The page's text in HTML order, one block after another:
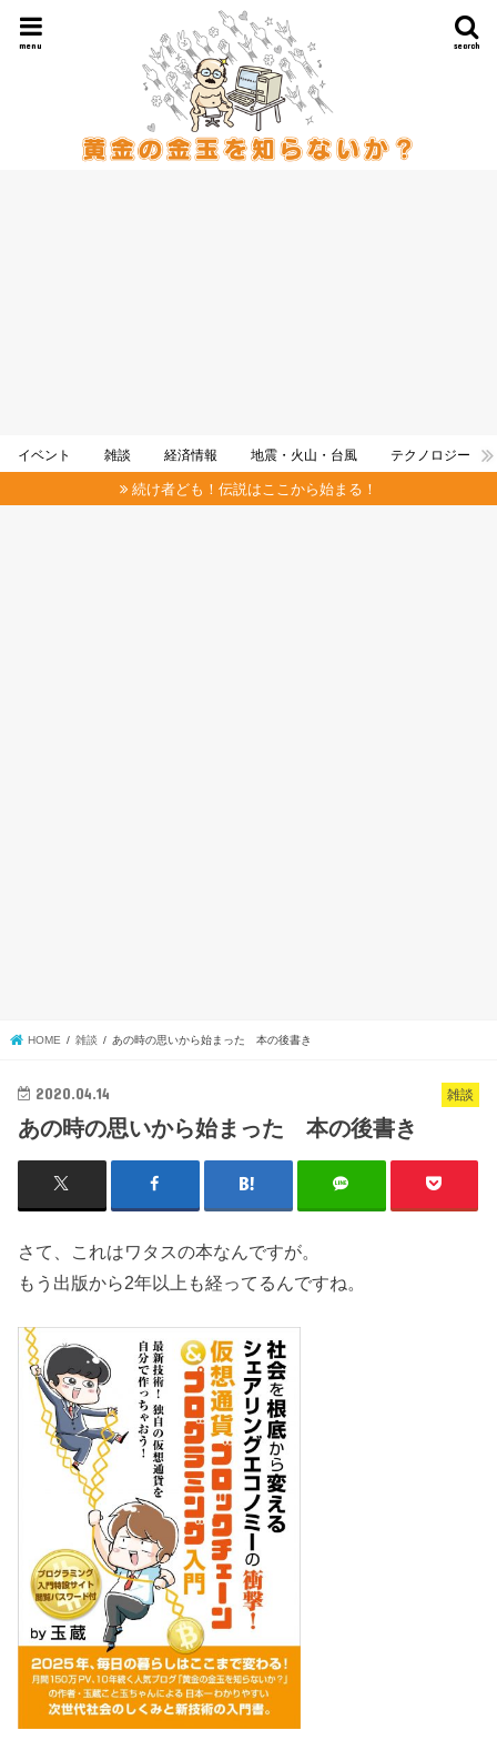
search
menu
イベント 雑談 経済情報 地震・火山・台風 テクノロジー
続け者ども！伝説はここから始まる！
HOME 雑談 あの時の思いから始まった 本の後書き
雑談
2020.04.14
あの時の思いから始まった 本の後書き
さて、これはワタスの本なんですが。
もう出版から2年以上も経ってるんですね。